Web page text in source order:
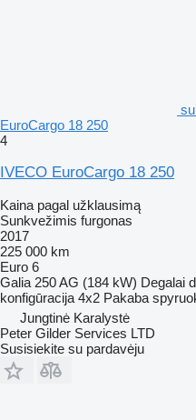
EuroCargo 18 250
4
IVECO EuroCargo 18 250
Kaina pagal užklausimą
Sunkvežimis furgonas
2017
225 000 km
Euro 6
Galia 250 AG (184 kW) Degalai
konfigūracija 4x2 Pakaba
Jungtinė Karalystė
Peter Gilder Services LTD
Susisiekite su pardavėju